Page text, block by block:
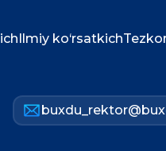
Ilmiy ko‘rsatkich